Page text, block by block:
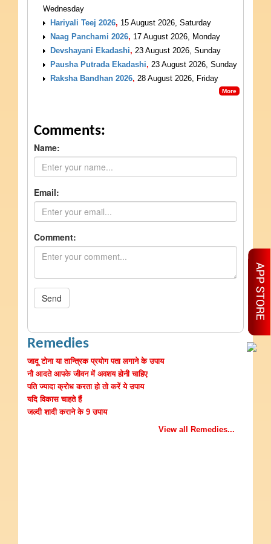
Wednesday
Hariyali Teej 2026, 15 August 2026, Saturday
Naag Panchami 2026, 17 August 2026, Monday
Devshayani Ekadashi, 23 August 2026, Sunday
Pausha Putrada Ekadashi, 23 August 2026, Sunday
Raksha Bandhan 2026, 28 August 2026, Friday
More
Comments:
Name:
Email:
Comment:
Send
Remedies
जादू टोना या तान्त्रिक प्रयोग पता लगाने के उपाय
नौ आदते आपके जीवन में अवशय होनी चाहिए
पति ज्यादा क्रोध करता हो तो करें ये उपाय
यदि विकास चाहते हैं
जल्दी शादी कराने के 9 उपाय
View all Remedies...